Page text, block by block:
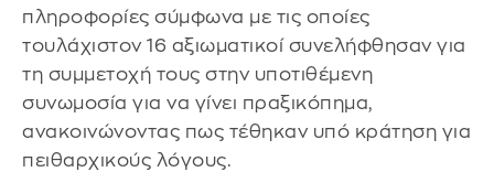
πληροφορίες σύμφωνα με τις οποίες
τουλάχιστον 16 αξιωματικοί συνελήφθησαν για
τη συμμετοχή τους στην υποτιθέμενη
συνωμοσία για να γίνει πραξικόπημα,
ανακοινώνοντας πως τέθηκαν υπό κράτηση για
πειθαρχικούς λόγους.